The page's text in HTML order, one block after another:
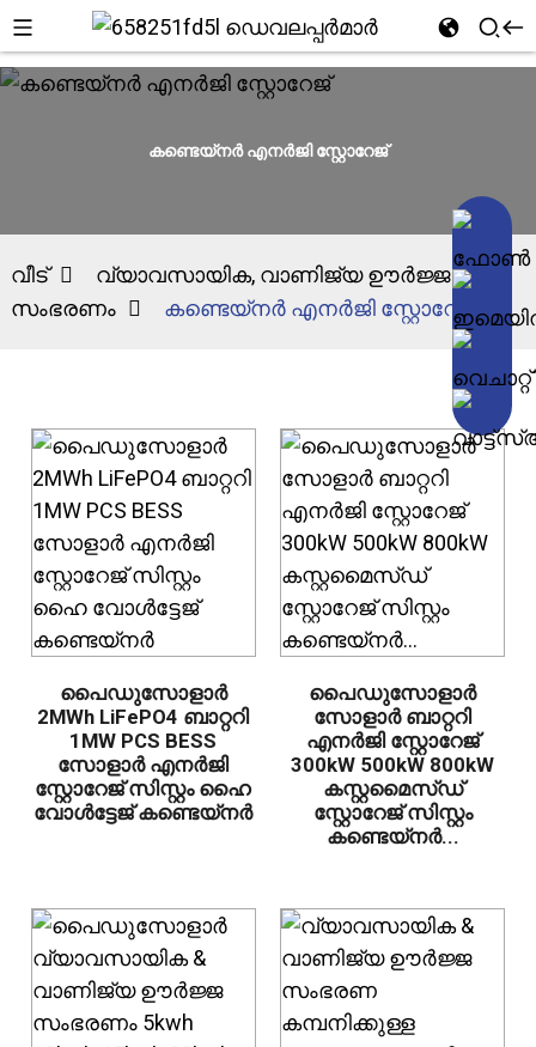
കണ്ടെയ്നർ എനർജി സ്റ്റോറേജ്
വീട്
വ്യാവസായിക, വാണിജ്യ ഊർജ്ജ
സംഭരണം
കണ്ടെയ്നർ എനർജി സ്റ്റോറേജ്
പൈഡുസോളാർ
2MWh LiFePO4 ബാറ്ററി
1MW PCS BESS
സോളാർ എനർജി
സ്റ്റോറേജ് സിസ്റ്റം ഹൈ
വോൾട്ടേജ് കണ്ടെയ്നർ
പൈഡുസോളാർ
സോളാർ ബാറ്ററി
എനർജി സ്റ്റോറേജ്
300kW 500kW 800kW
കസ്റ്റമൈസ്ഡ്
സ്റ്റോറേജ് സിസ്റ്റം
കണ്ടെയ്നർ...